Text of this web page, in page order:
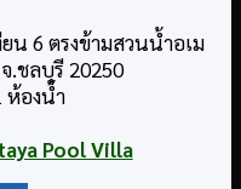
น 6 ตรงข้ามสวนน้ำอเม
.ชลบุรี 20250
ห้องน้ำ
Pool Villa